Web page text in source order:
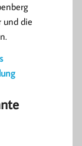
und die